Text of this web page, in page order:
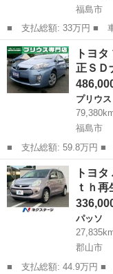
福島市
■ 支払総額: 33万円 ■ 車両本体価格： 200,000 円 ■ メーカー
名： トヨタ ■ 車種名
ＩＤセレクション ワン
レス ウォークス...
福島 福島市 ポルテ
トヨ
正ＳＤ
プリウス
福島市
■ 支払総額: 59.8万円 ■ 車両本体価格： 486,000 円 ■ メーカー
名： トヨタ ■ 車種名
エディション 純正ＳＤ
ｏｔｈ・ビル...
福島 福島市 プリ
トヨ
ｔｈ
パッソ
郡山市
■ 支払総額: 44.9万円 ■ 車両本体価格： 336,000 円 ■ メーカー